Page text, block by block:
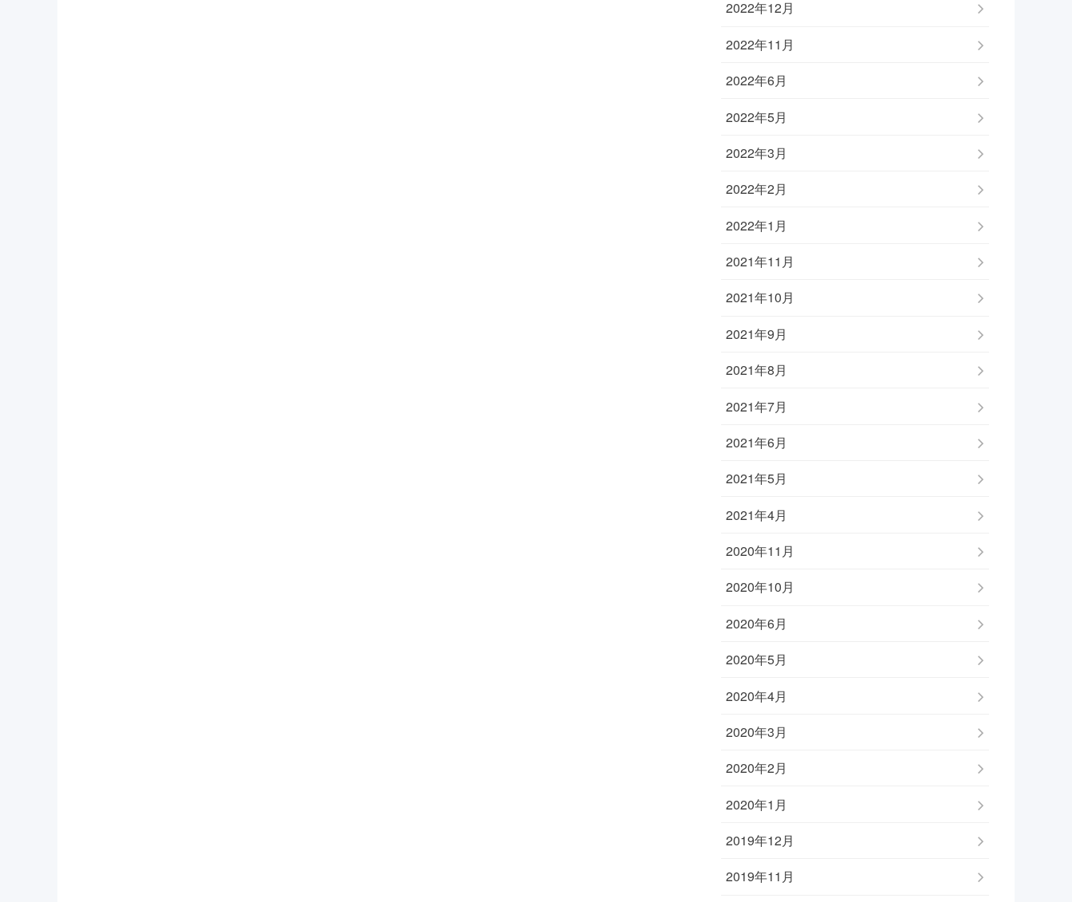
2022年12月
2022年11月
2022年6月
2022年5月
2022年3月
2022年2月
2022年1月
2021年11月
2021年10月
2021年9月
2021年8月
2021年7月
2021年6月
2021年5月
2021年4月
2020年11月
2020年10月
2020年6月
2020年5月
2020年4月
2020年3月
2020年2月
2020年1月
2019年12月
2019年11月